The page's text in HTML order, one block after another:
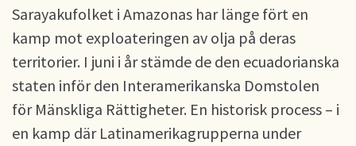
Sarayakufolket i Amazonas har länge fört en
kamp mot exploateringen av olja på deras
territorier. I juni i år stämde de den ecuadorianska
staten inför den Interamerikanska Domstolen
för Mänskliga Rättigheter. En historisk process – i
en kamp där Latinamerikagrupperna under